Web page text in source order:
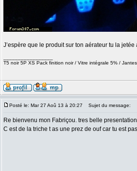
J’espère que le produit sur ton aérateur tu la jetée
T5 noir 5P XS Pack finition noir / Vitre intégrale 5% /
Posté le: Mar 27 Aoû 13 à 20:27 Sujet du message:
Re bienvenu mon Fabriçou. tres belle
C est de la triche t as une prez de ouf car tu est